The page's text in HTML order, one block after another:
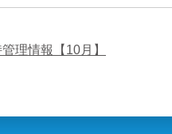
理情報【10月】